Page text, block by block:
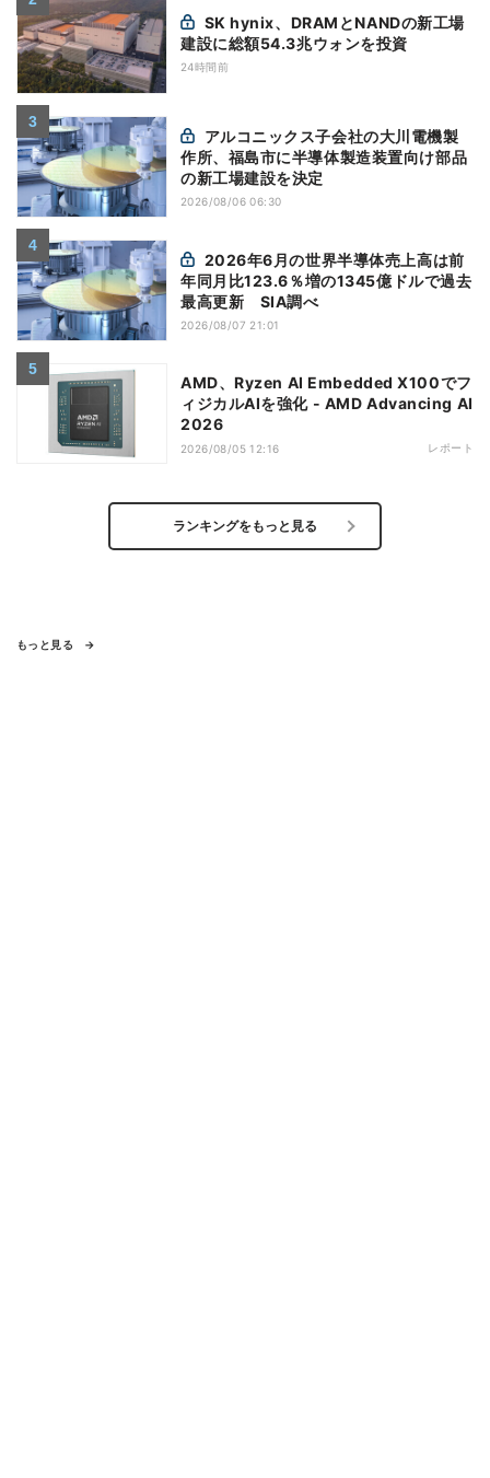
建設に総額54.3兆ウォンを投資
24時間前
作所、福島市に半導体製造装置向け部品
の新工場建設を決定
2026/08/06 06:30
年同月比123.6％増の1345億ドルで過去
最高更新 SIA調べ
2026/08/07 21:01
AMD、Ryzen AI Embedded X100でフ
ィジカルAIを強化 - AMD Advancing AI
2026
2026/08/05 12:16 レポート
ランキングをもっと見る
もっと見る